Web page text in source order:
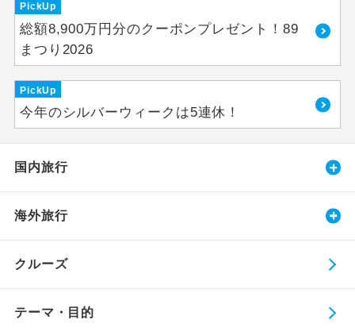
PickUp
総額8,900万円分のクーポンプレゼント！89
まつり2026
PickUp
今年のシルバーウィークは5連休！
国内旅行
海外旅行
クルーズ
テーマ・目的